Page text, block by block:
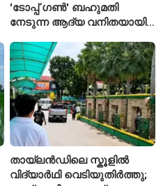
'ടോപ്പ് ഗൺ' ബഹുമതി
നേടുന്ന ആദ്യ വനിതയായി
തായ്‌ലൻഡിലെ സ്കൂളിൽ
വിദ്യാർഥി വെടിയുതിർത്തു;